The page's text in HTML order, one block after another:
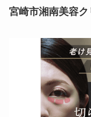
宮崎市湘南美容ク